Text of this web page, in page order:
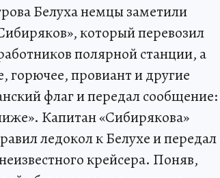
Белуха немцы заметили
который перевозил
полярной станции, а
горючее, провиант и другие
флаг и передал сообщение:
Капитан «Сибирякова»
ледокол к Белухе и передал
крейсера. Поняв,